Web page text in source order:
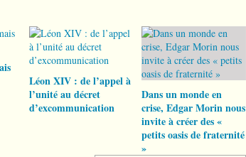
Léon XIV : de l’appel à
l’unité au décret
d’excommunication
Dans un monde en
crise, Edgar Morin nous
invite à créer des «
petits oasis de fraternité
»